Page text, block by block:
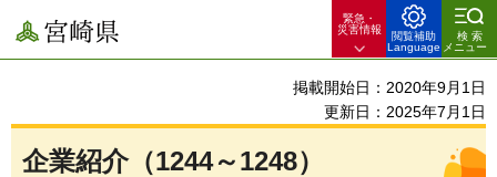
宮崎県
緊急・
災害情報
閲覧補助
Language
検索
メニュー
掲載開始日：2020年9月1日
更新日：2025年7月1日
企業紹介（1244～1248）